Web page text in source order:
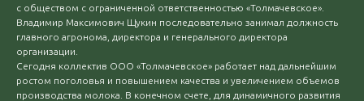
с обществом с ограниченной ответственностью «Толмачевское».
Владимир Максимович Щукин последовательно занимал должность
главного агронома, директора и генерального директора
организации.
Сегодня коллектив ООО «Толмачевское» работает над дальнейшим
ростом поголовья и повышением качества и увеличением объемов
производства молока. В конечном счете, для динамичного развития